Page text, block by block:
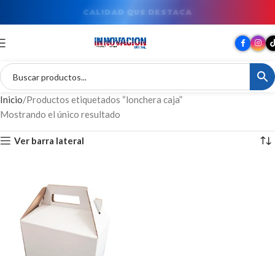
CALIDAD QUE DESTACA
Inicio Productos etiquetados “lonchera caja”
Mostrando el único resultado
Ver barra lateral